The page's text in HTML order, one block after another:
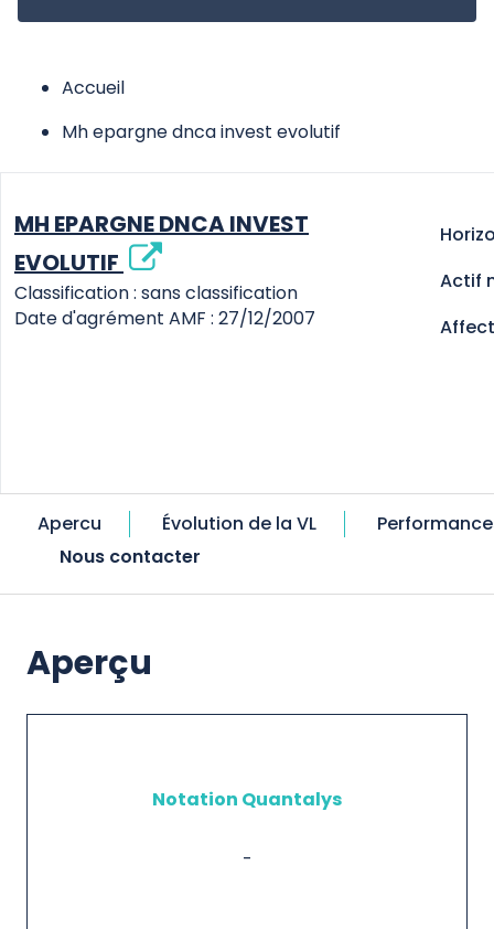
Accueil
Mh epargne dnca invest evolutif
MH EPARGNE DNCA INVEST
EVOLUTIF
Classification : sans classification
Date d'agrément AMF : 27/12/2007
Actif
Apercu Évolution de la VL
Nous contacter
Aperçu
Notation Quantalys
-